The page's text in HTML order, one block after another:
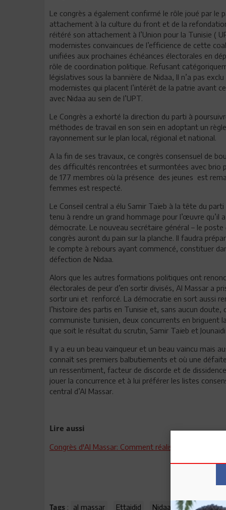
Le congrès a également confirmé le rôle joué par
attachement à la culture du front et de la refondation
réitéré son attachement à l’Union pour la Tunisie (
modernistes convaincues de l’efficience de cette
unifiées aux prochaines échéances électorales en
rôle de coordination politique. Refusant
législatives sous la bannière de Nidaa, Il n’a pas
modernistes qui placent l’intérêt de la patrie avant
avec Nidaa au sein de l’UPT.
Le Congrès a exhorté la direction du parti à
méthodes de travail en son sein en adoptant un
rayonnement sur le plan local, régional et national.
A la fin de ses travaux, ce congrès consensuel de
des difficultés rencontrées et surmontées avec brio
de 177 membres où la présence des jeunes est
femmes est respecté.
Le Conseil central a élu Samir Taïeb à la tête du
tenu à rendre un grand hommage pour l’œuvre
démocrate. Le nouveau secrétaire général – le
congrès auront du pain sur la planche. Il faudra
le compte à rebours ayant commencé, constituer
défection de Nidaa.
Alors que les autres formations politiques ont
électorales de peur d’en sortir divisés, Al Massar a
sortir uni et renforcé. La démocratie en sort aussi
l’histoire des partis en Tunisie et, sans aucun
communiste tunisien, deux concurrents en briguent
que soit le résultat du scrutin, Samir Taïeb et
Il y a eu un beau vainqueur et un beau vaincu mais
connaît ses premiers balbutiements et où une
un ressentiment, facteur de discorde et de
jouer la concurrence et à lui préférer les listes
central d’Al Massar.
Lire aussi
Congrès d'Al Massar: Comment réaliser les objectifs
Tags : al massar Ettajdid Nidaa Samir Ta